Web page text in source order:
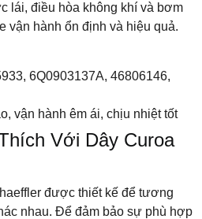
lái, điều hòa không khí và bơm
vận hành ổn định và hiệu quả.
6Q0903137A, 46806146,
vận hành êm ái, chịu nhiệt tốt
Với Dây Curoa
được thiết kế để tương
nhau. Để đảm bảo sự phù hợp